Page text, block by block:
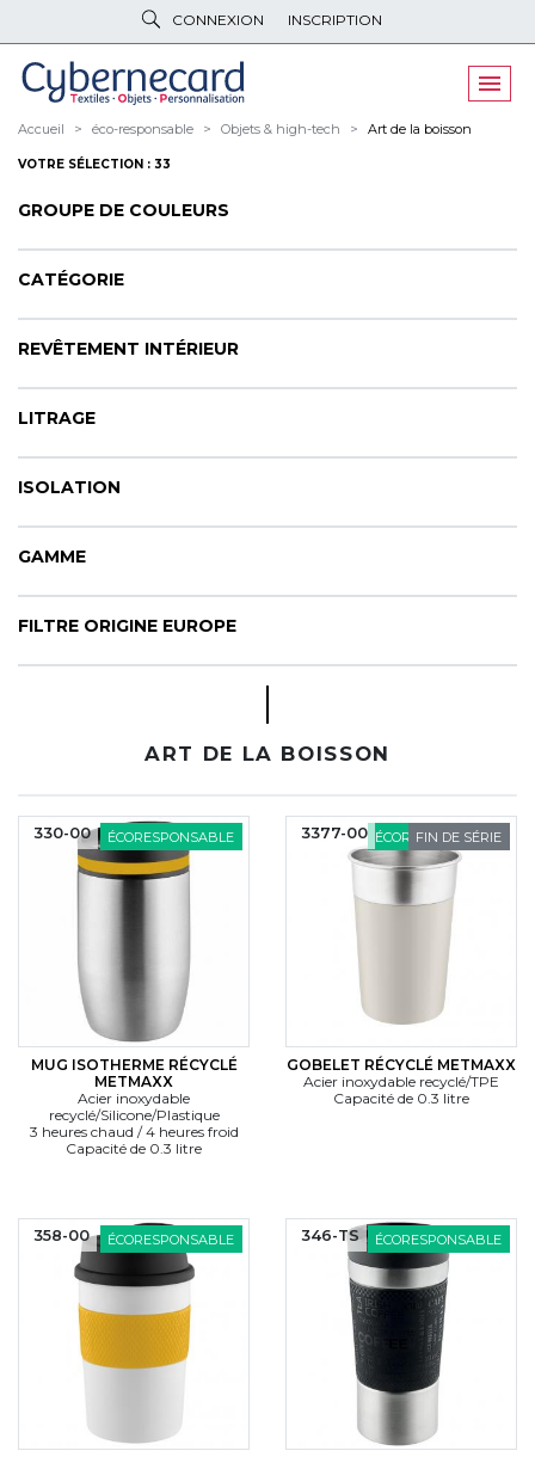
CONNEXION INSCRIPTION
VÊTEMENTSDE TRAVAIL
VÊTEMENTS D'IMAGE
PARAPLUIES & BAGAGERIE
PELUCHES& GOODIES
PROMOS
LA SOCIÉTÉ
SERVICES
ROADSHOWS, FORUM DES EXPERTS
Accueil éco-responsable Objets & high-tech Art de la boisson
VOTRE SÉLECTION : 33
GROUPE DE COULEURS
CATÉGORIE
REVÊTEMENT INTÉRIEUR
LITRAGE
ISOLATION
GAMME
FILTRE ORIGINE EUROPE
ART DE LA BOISSON
ÉCORESPONSABLE
MUG ISOTHERME RÉCYCLÉ
METMAXX
Acier inoxydable
recyclé/Silicone/Plastique
3 heures chaud / 4 heures froid
Capacité de 0.3 litre
330-00 ÉCORESPONSABLE
FIN DE SÉRIE
GOBELET RÉCYCLÉ METMAXX
Acier inoxydable recyclé/TPE
Capacité de 0.3 litre
3377-00
ÉCORESPONSABLE
358-00 ÉCORESPONSABLE
346-TS